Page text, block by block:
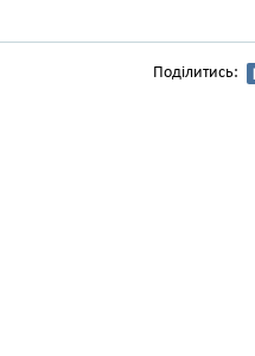
Поділитись: